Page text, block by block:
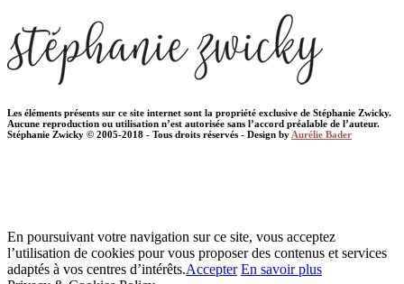
Les éléments présents sur ce site internet sont la propriété exclusive de Stéphanie Zwicky.
Aucune reproduction ou utilisation n’est autorisée sans l’accord préalable de l’auteur.
Stéphanie Zwicky © 2005-2018 - Tous droits réservés - Design by Aurélie Bader
En poursuivant votre navigation sur ce site, vous acceptez
l’utilisation de cookies pour vous proposer des contenus et services
adaptés à vos centres d’intérêts.Accepter En savoir plus